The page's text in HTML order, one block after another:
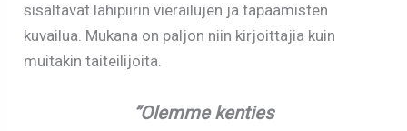
sisältävät lähipiirin vierailujen ja tapaamisten
kuvailua. Mukana on paljon niin kirjoittajia kuin
muitakin taiteilijoita.
”Olemme kenties